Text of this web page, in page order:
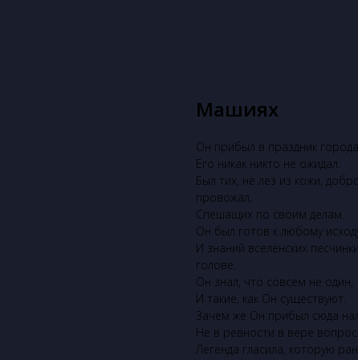
Машиях
Он прибыл в праздник
Его никак никто не ожидал.
Был тих, не лез из кожи,
провожал,
Спешащих по своим делам.
Он был готов к любому
И знаний вселенских
голове.
Он знал, что совсем не один,
И такие, как Он существуют.
Зачем же Он прибыл сюда
Не в ревности в вере
Легенда гласила, которую